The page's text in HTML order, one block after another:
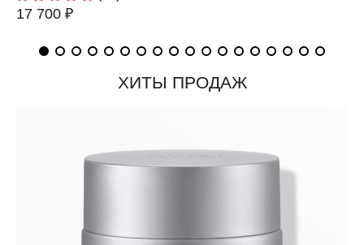
17 700 ₽
ХИТЫ ПРОДАЖ